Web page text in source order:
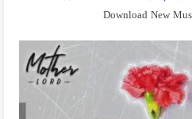
Download New